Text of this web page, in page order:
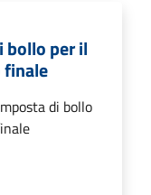
bollo per il
finale
di bollo